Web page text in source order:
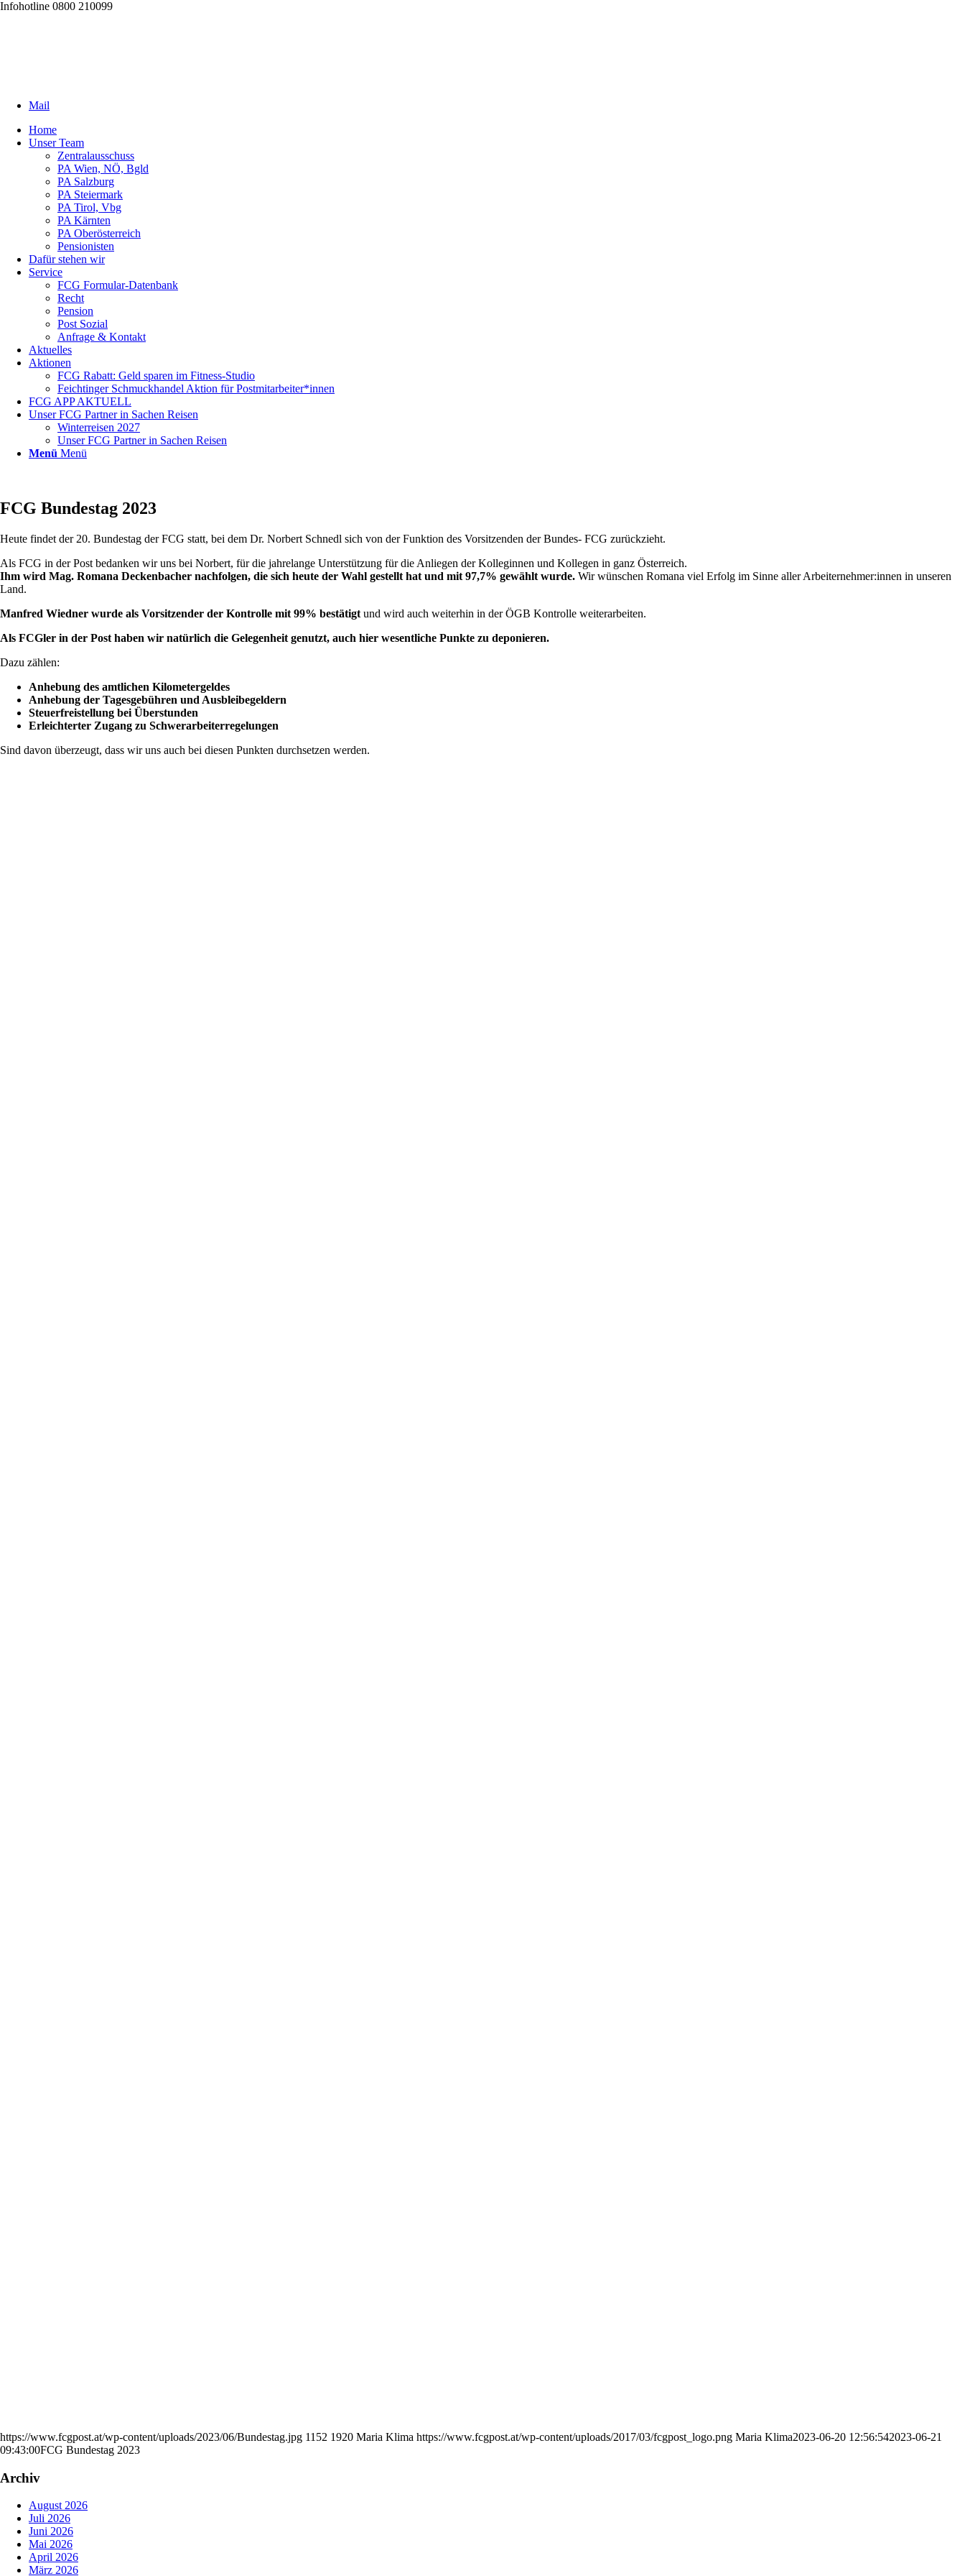
Infohotline 0800 210099
Mail
Home
Unser Team
Zentralausschuss
PA Wien, NÖ, Bgld
PA Salzburg
PA Steiermark
PA Tirol, Vbg
PA Kärnten
PA Oberösterreich
Pensionisten
Dafür stehen wir
Service
FCG Formular-Datenbank
Recht
Pension
Post Sozial
Anfrage & Kontakt
Aktuelles
Aktionen
FCG Rabatt: Geld sparen im Fitness-Studio
Feichtinger Schmuckhandel Aktion für Postmitarbeiter*innen
FCG APP AKTUELL
Unser FCG Partner in Sachen Reisen
Winterreisen 2027
Unser FCG Partner in Sachen Reisen
Menü Menü
FCG Bundestag 2023
Heute findet der 20. Bundestag der FCG statt, bei dem Dr. Norbert Schnedl sich von der Funktion des Vorsitzenden der Bundes- FCG zurückzieht.
Als FCG in der Post bedanken wir uns bei Norbert, für die jahrelange Unterstützung für die Anliegen der Kolleginnen und Kollegen in ganz Österreich.
Ihm wird Mag. Romana Deckenbacher nachfolgen, die sich heute der Wahl gestellt hat und mit 97,7% gewählt wurde. Wir wünschen Romana viel Erfolg im Sinne aller Arbeiternehmer:innen in unseren
Land.
Manfred Wiedner wurde als Vorsitzender der Kontrolle mit 99% bestätigt und wird auch weiterhin in der ÖGB Kontrolle weiterarbeiten.
Als FCGler in der Post haben wir natürlich die Gelegenheit genutzt, auch hier wesentliche Punkte zu deponieren.
Dazu zählen:
Anhebung des amtlichen Kilometergeldes
Anhebung der Tagesgebühren und Ausbleibegeldern
Steuerfreistellung bei Überstunden
Erleichterter Zugang zu Schwerarbeiterregelungen
Sind davon überzeugt, dass wir uns auch bei diesen Punkten durchsetzen werden.
https://www.fcgpost.at/wp-content/uploads/2023/06/Bundestag.jpg 1152 1920 Maria Klima https://www.fcgpost.at/wp-content/uploads/2017/03/fcgpost_logo.png Maria Klima2023-06-20 12:56:542023-06-21
09:43:00FCG Bundestag 2023
Archiv
August 2026
Juli 2026
Juni 2026
Mai 2026
April 2026
März 2026